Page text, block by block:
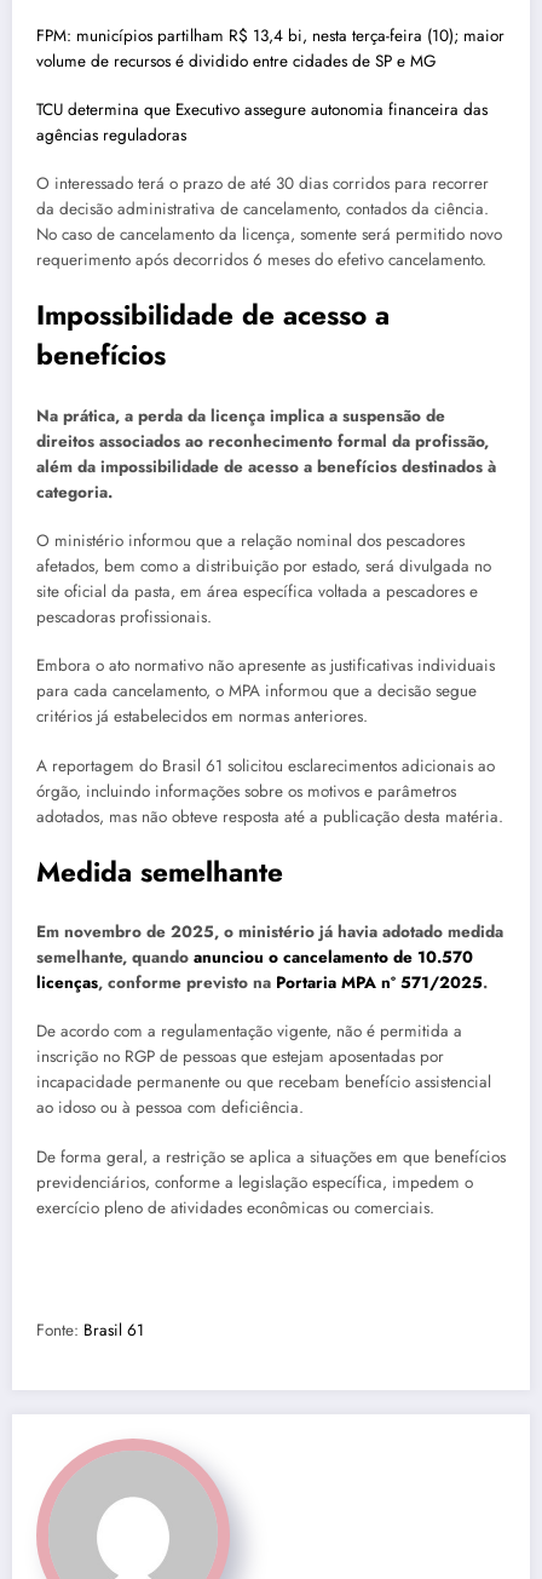
FPM: municípios partilham R$ 13,4 bi, nesta terça-feira (10); maior
volume de recursos é dividido entre cidades de SP e MG
TCU determina que Executivo assegure autonomia financeira das
agências reguladoras
O interessado terá o prazo de até 30 dias corridos para recorrer
da decisão administrativa de cancelamento, contados da ciência.
No caso de cancelamento da licença, somente será permitido novo
requerimento após decorridos 6 meses do efetivo cancelamento.
Impossibilidade de acesso a
benefícios
Na prática, a perda da licença implica a suspensão de
direitos associados ao reconhecimento formal da profissão,
além da impossibilidade de acesso a benefícios destinados à
categoria.
O ministério informou que a relação nominal dos pescadores
afetados, bem como a distribuição por estado, será divulgada no
site oficial da pasta, em área específica voltada a pescadores e
pescadoras profissionais.
Embora o ato normativo não apresente as justificativas individuais
para cada cancelamento, o MPA informou que a decisão segue
critérios já estabelecidos em normas anteriores.
A reportagem do Brasil 61 solicitou esclarecimentos adicionais ao
órgão, incluindo informações sobre os motivos e parâmetros
adotados, mas não obteve resposta até a publicação desta matéria.
Medida semelhante
Em novembro de 2025, o ministério já havia adotado medida
semelhante, quando anunciou o cancelamento de 10.570
licenças, conforme previsto na Portaria MPA nº 571/2025.
De acordo com a regulamentação vigente, não é permitida a
inscrição no RGP de pessoas que estejam aposentadas por
incapacidade permanente ou que recebam benefício assistencial
ao idoso ou à pessoa com deficiência.
De forma geral, a restrição se aplica a situações em que benefícios
previdenciários, conforme a legislação específica, impedem o
exercício pleno de atividades econômicas ou comerciais.
Fonte: Brasil 61